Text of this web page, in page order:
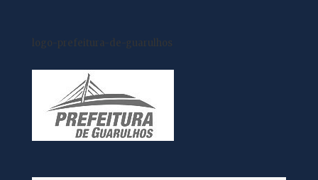
logo-prefeitura-de-guarulhos